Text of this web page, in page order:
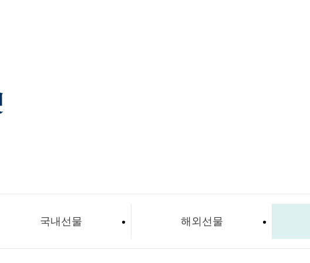
국내선물 해외선물